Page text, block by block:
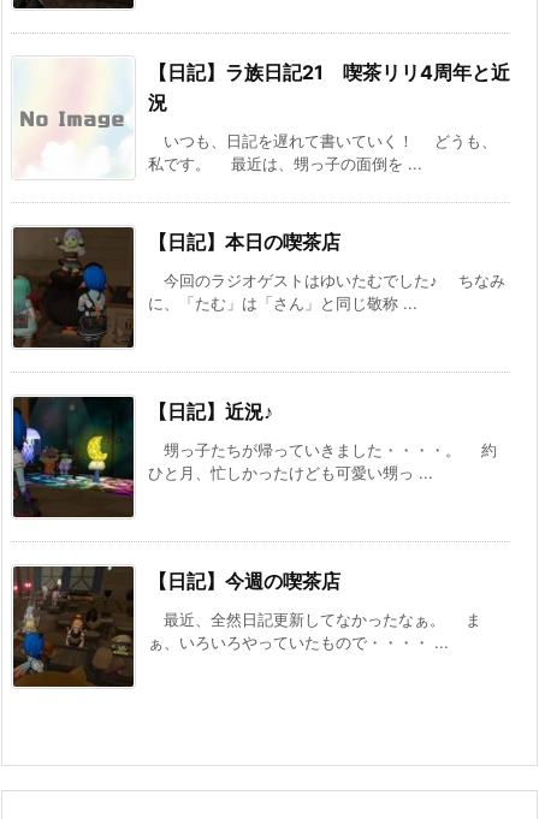
【日記】ラ族日記21 喫茶リリ4周年と近
況
いつも、日記を遅れて書いていく！ どうも、
私です。 最近は、甥っ子の面倒を ...
【日記】本日の喫茶店
今回のラジオゲストはゆいたむでした♪ ちなみ
に、「たむ」は「さん」と同じ敬称 ...
【日記】近況♪
甥っ子たちが帰っていきました・・・・。 約
ひと月、忙しかったけども可愛い甥っ ...
【日記】今週の喫茶店
最近、全然日記更新してなかったなぁ。 ま
ぁ、いろいろやっていたもので・・・・ ...